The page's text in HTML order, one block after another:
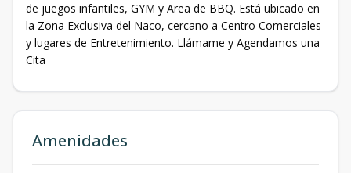
de juegos infantiles, GYM y Area de BBQ. Está ubicado en
la Zona Exclusiva del Naco, cercano a Centro Comerciales
y lugares de Entretenimiento. Llámame y Agendamos una
Cita
Amenidades